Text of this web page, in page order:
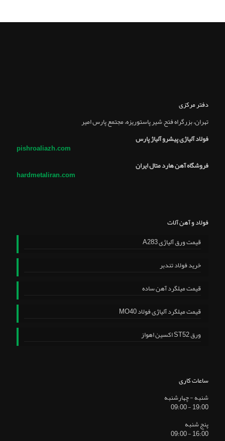
دفتر مرکزی
تهران، بزرگراه فتح, شير پاستوريزه، مجتمع پارس امير
فولاد آلیاژی پیشرو آلیاژ پارس
pishroaliazh.com
فروشگاه آهن هارد متال ایران
hardmetaliran.com
فولاد و آهن آلات
قیمت ورق آلیاژی A283
خرید فولاد تندبر
قیمت میلگرد آهن ساده
قیمت میلگرد آلیاژی فولاد MO40
ورق ST52 اکسین اهواز
ساعات کاری
شنبه - چهارشنبه
19:00 - 09:00
پنج شنبه
16:00 - 09:00